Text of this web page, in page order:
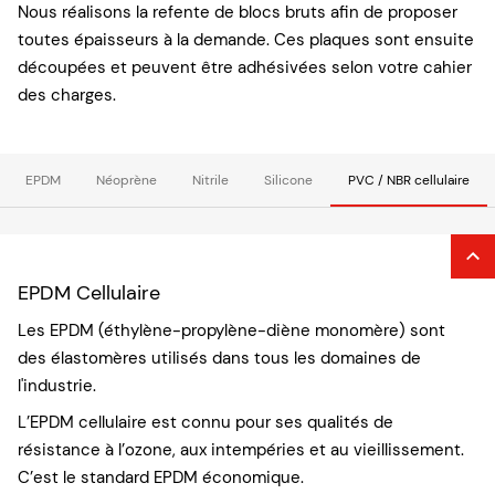
Nous réalisons la refente de blocs bruts afin de proposer
toutes épaisseurs à la demande. Ces plaques sont ensuite
découpées et peuvent être adhésivées selon votre cahier
des charges.
EPDM Néoprène Nitrile Silicone PVC / NBR cellulaire
EPDM Cellulaire
Les EPDM (éthylène-propylène-diène monomère) sont
des élastomères utilisés dans tous les domaines de
l'industrie.
L’EPDM cellulaire est connu pour ses qualités de
résistance à l’ozone, aux intempéries et au vieillissement.
C’est le standard EPDM économique.